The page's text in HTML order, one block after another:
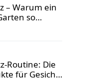
– Warum ein
so
Routine: Die
für Gesicht